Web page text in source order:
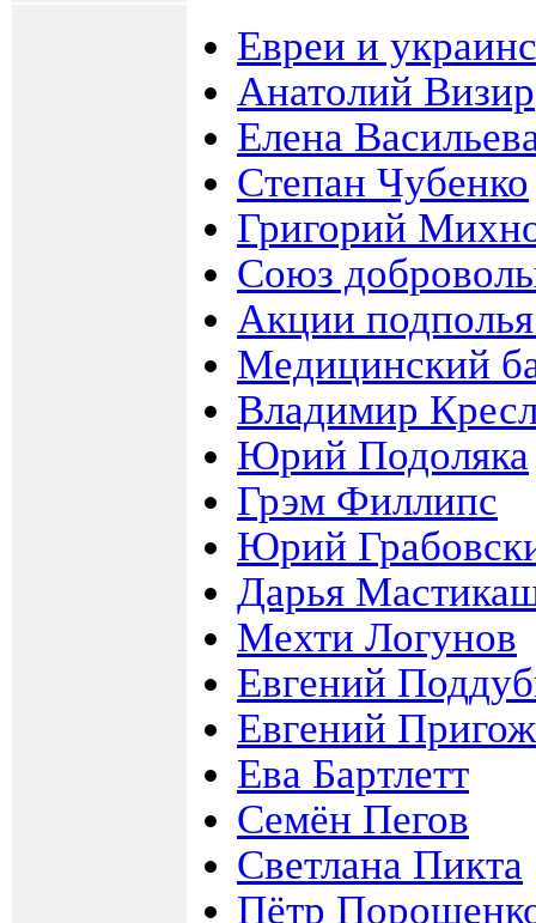
Евреи и
Анатолий Визир
Елена
Степан Чубенко
Григорий
Союз
Акции
Медицинский
Владимир
Юрий Подоляка
Грэм Филлипс
Юрий
Дарья
Мехти Логунов
Евгений
Евгений
Ева Бартлетт
Семён Пегов
Светлана Пикта
Пётр